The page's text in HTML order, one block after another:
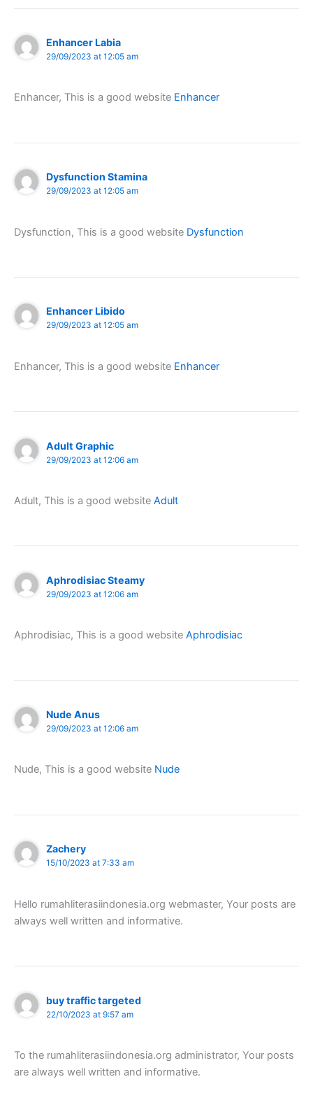
Enhancer Labia
29/09/2023 at 12:05 am
Enhancer, This is a good website Enhancer
Dysfunction Stamina
29/09/2023 at 12:05 am
Dysfunction, This is a good website Dysfunction
Enhancer Libido
29/09/2023 at 12:05 am
Enhancer, This is a good website Enhancer
Adult Graphic
29/09/2023 at 12:06 am
Adult, This is a good website Adult
Aphrodisiac Steamy
29/09/2023 at 12:06 am
Aphrodisiac, This is a good website Aphrodisiac
Nude Anus
29/09/2023 at 12:06 am
Nude, This is a good website Nude
Zachery
15/10/2023 at 7:33 am
Hello rumahliterasiindonesia.org webmaster, Your posts are
always well written and informative.
buy traffic targeted
22/10/2023 at 9:57 am
To the rumahliterasiindonesia.org administrator, Your posts
are always well written and informative.